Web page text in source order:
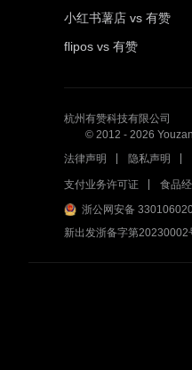
小红书薯店 vs 有赞
flipos vs 有赞
杭州有赞科技有限公司
© 2012 - 2026
法律声明
隐私声明
支付业务许可证 食品
浙公网安备
新出发浙备字第20230002